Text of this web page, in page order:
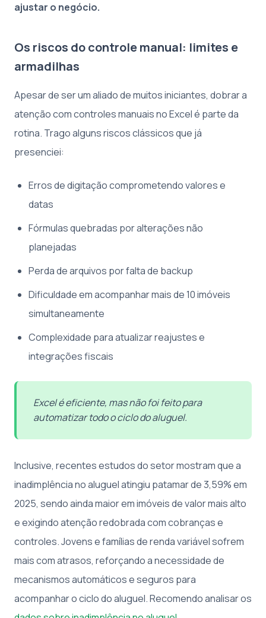
ajustar o negócio.
Os riscos do controle manual: limites e
armadilhas
Apesar de ser um aliado de muitos iniciantes, dobrar a
atenção com controles manuais no Excel é parte da
rotina. Trago alguns riscos clássicos que já
presenciei:
Erros de digitação comprometendo valores e
datas
Fórmulas quebradas por alterações não
planejadas
Perda de arquivos por falta de backup
Dificuldade em acompanhar mais de 10 imóveis
simultaneamente
Complexidade para atualizar reajustes e
integrações fiscais
Excel é eficiente, mas não foi feito para
automatizar todo o ciclo do aluguel.
Inclusive, recentes estudos do setor mostram que a
inadimplência no aluguel atingiu patamar de 3,59% em
2025, sendo ainda maior em imóveis de valor mais alto
e exigindo atenção redobrada com cobranças e
controles. Jovens e famílias de renda variável sofrem
mais com atrasos, reforçando a necessidade de
mecanismos automáticos e seguros para
acompanhar o ciclo do aluguel. Recomendo analisar os